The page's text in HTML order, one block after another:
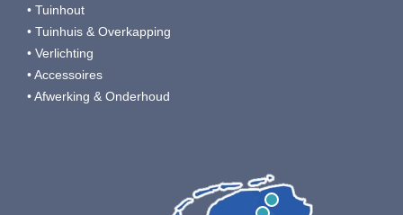
• Tuinhout
• Tuinhuis & Overkapping
• Verlichting
• Accessoires
• Afwerking & Onderhoud